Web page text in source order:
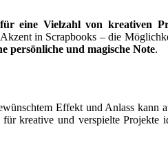
eine Vielzahl von kreativen
in Scrapbooks – die
persönliche und magische Note.
Effekt und Anlass kann
kreative und verspielte